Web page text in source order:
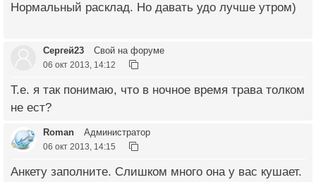
Нормальный расклад. Но давать удо лучше утром)
Сергей23 Свой на форуме
06 окт 2013, 14:12
Т.е. я так понимаю, что в ночное время трава толком
не ест?
Roman Администратор
06 окт 2013, 14:15
Анкету заполните. Слишком много она у вас кушает.